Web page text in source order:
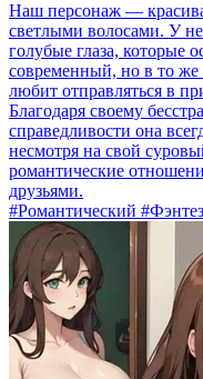
Наш персонаж —
светлыми волосами. У
голубые глаза, которые
современный, но в то
любит отправляться в
Благодаря своему
справедливости она
несмотря на свой
романтические
друзьями.
#Романтический